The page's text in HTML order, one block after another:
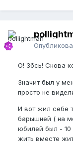
О! Збсь! Снова
Значит был у
просто не
И вот жил себе
барышней ( на
юбилей был - 10
жить вместе